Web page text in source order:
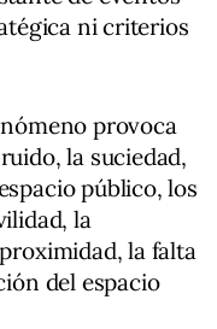
ni criterios
provoca
la suciedad,
público, los
la
la falta
del espacio